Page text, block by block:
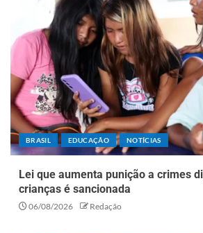
BRASIL EDUCAÇÃO NOTÍCIAS
Lei que aumenta punição a crimes
crianças é sancionada
06/08/2026 Redação